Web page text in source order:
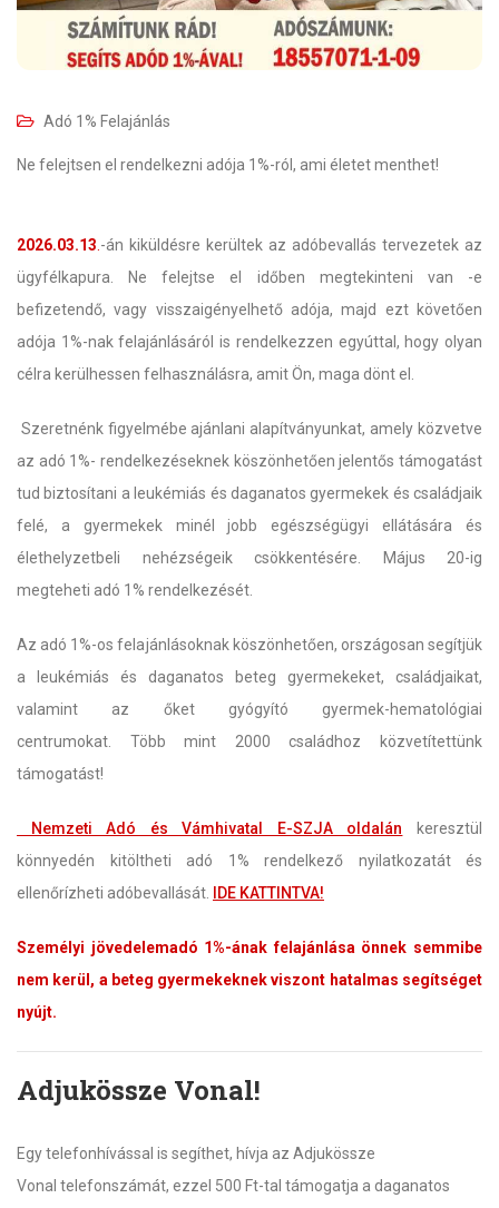
Adó 1% Felajánlás
Ne felejtsen el rendelkezni adója 1%-ról, ami életet menthet!
2026.03.13.-án kiküldésre kerültek az adóbevallás tervezetek az
ügyfélkapura. Ne felejtse el időben megtekinteni van -e
befizetendő, vagy visszaigényelhető adója, majd ezt követően
adója 1%-nak felajánlásáról is rendelkezzen egyúttal, hogy olyan
célra kerülhessen felhasználásra, amit Ön, maga dönt el.
Szeretnénk figyelmébe ajánlani alapítványunkat, amely közvetve
az adó 1%- rendelkezéseknek köszönhetően jelentős támogatást
tud biztosítani a leukémiás és daganatos gyermekek és családjaik
felé, a gyermekek minél jobb egészségügyi ellátására és
élethelyzetbeli nehézségeik csökkentésére. Május 20-ig
megteheti adó 1% rendelkezését.
Az adó 1%-os felajánlásoknak köszönhetően, országosan segítjük
a leukémiás és daganatos beteg gyermekeket, családjaikat,
valamint az őket gyógyító gyermek-hematológiai
centrumokat. Több mint 2000 családhoz közvetítettünk
támogatást!
Nemzeti Adó és Vámhivatal E-SZJA oldalán keresztül
könnyedén kitöltheti adó 1% rendelkező nyilatkozatát és
ellenőrízheti adóbevallását.
IDE KATTINTVA!
Személyi jövedelemadó 1%-ának felajánlása önnek semmibe
nem kerül, a beteg gyermekeknek viszont hatalmas segítséget
nyújt.
Adjukössze Vonal!
Egy telefonhívással is segíthet, hívja az Adjukössze
Vonal telefonszámát, ezzel 500 Ft-tal támogatja a daganatos